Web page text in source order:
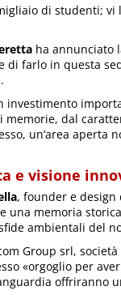
di studenti;
ha annunciato
di farlo in questa
investimento
memorie, dal
un’area aperta
e visione
, founder e
una memoria
ambientali del
Group srl,
«orgoglio per
offriranno